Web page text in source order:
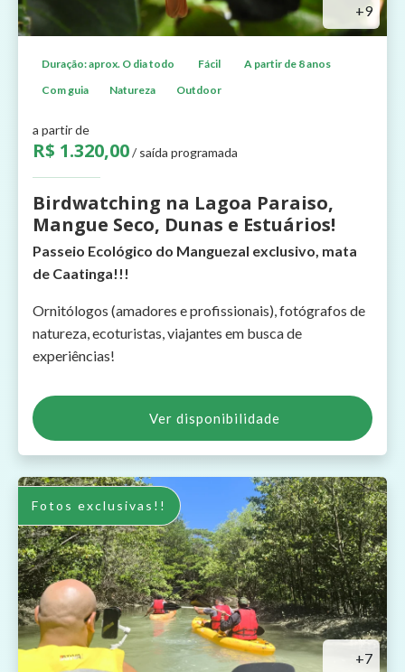
+9
Duração: aprox. O dia todo Fácil
A partir de 8 anos
Com guia
Natureza Outdoor
a partir de
R$ 1.320,00/ saída programada
Birdwatching na Lagoa Paraiso,
Mangue Seco, Dunas e Estuários!
Passeio Ecológico do Manguezal exclusivo, mata
de Caatinga!!!
Ornitólogos (amadores e profissionais), fotógrafos de
natureza, ecoturistas, viajantes em busca de
experiências!
Ver disponibilidade
Fotos exclusivas!!
+7